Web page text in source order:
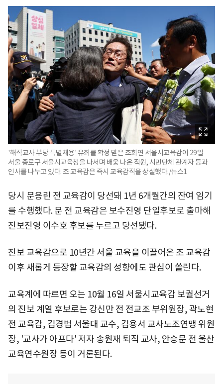
'해직교사 부당 특별채용' 유죄를 확정 받은 조희연 서울시교육감이 29일
서울 종로구 서울시교육청을 나서며 배웅 나온 직원, 시민단체 관계자 등과
인사를 나누고 있다. 조 교육감은 즉시 교육감직을 상실했다./뉴스1
당시 문용린 전 교육감이 당선돼 1년 6개월간의 잔여 임기
를 수행했다. 문 전 교육감은 보수진영 단일후보로 출마해
진보진영 이수호 후보를 누르고 당선됐다.
진보 교육감으로 10년간 서울 교육을 이끌어온 조 교육감
이후 새롭게 등장할 교육감의 성향에도 관심이 쏠린다.
교육계에 따르면 오는 10월 16일 서울시교육감 보궐선거
의 진보 계열 후보로는 강신만 전 전교조 부위원장, 곽노현
전 교육감, 김경범 서울대 교수, 김용서 교사노조연맹 위원
장, '교사가 아프다' 저자 송원재 퇴직 교사, 안승문 전 울산
교육연수원장 등이 거론된다.